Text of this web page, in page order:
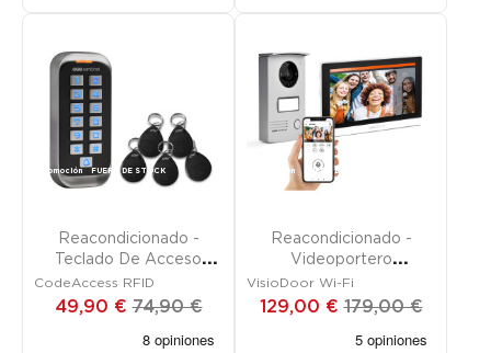
Promoción FUERA DE STOCK
Reacondicionado -
Teclado De Acceso
RFID Con Placas De
Proximidad
CodeAccess RFID
49,90 € 74,90 €
Promoción FUERA DE STOCK
Reacondicionado -
Videoportero
Conectado Con Cable
VisioDoor Wi-Fi
129,00 € 179,00 €